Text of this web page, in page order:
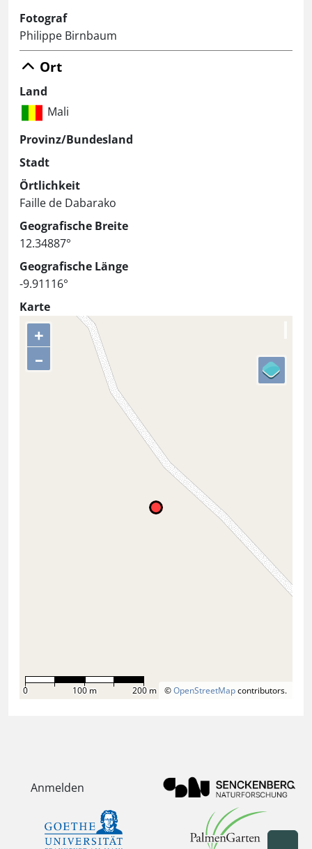
Fotograf
Philippe Birnbaum
Ort
Land
Mali
Provinz/Bundesland
Stadt
Örtlichkeit
Faille de Dabarako
Geografische Breite
12.34887°
Geografische Länge
-9.91116°
Karte
+
–
©OpenStreetMapcontributors.
0 100 m 200 m
Anmelden